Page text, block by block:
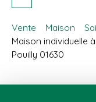
Vente Maison
Maison individuelle
Pouilly 01630